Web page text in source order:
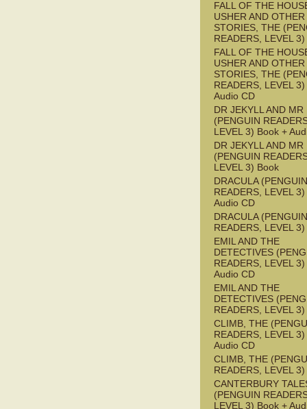
FALL OF THE
USHER AND OTHER
STORIES, THE
READERS, LEVEL
FALL OF THE
USHER AND OTHER
STORIES, THE
READERS, LEVEL
Audio CD
DR JEKYLL AND MR
(PENGUIN
LEVEL 3) Book +
DR JEKYLL AND MR
(PENGUIN
LEVEL 3) Book
DRACULA (PENGUIN
READERS, LEVEL
Audio CD
DRACULA (PENGUIN
READERS, LEVEL
EMIL AND THE
DETECTIVES
READERS, LEVEL
Audio CD
EMIL AND THE
DETECTIVES
READERS, LEVEL
CLIMB, THE
READERS, LEVEL
Audio CD
CLIMB, THE
READERS, LEVEL
CANTERBURY
(PENGUIN
LEVEL 3) Book +